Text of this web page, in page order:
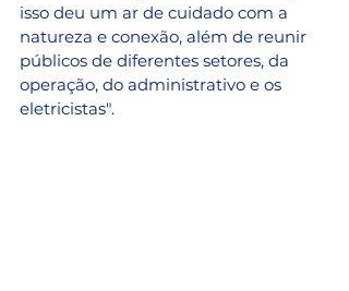
isso deu um ar de cuidado com a
natureza e conexão, além de reunir
públicos de diferentes setores, da
operação, do administrativo e os
eletricistas".